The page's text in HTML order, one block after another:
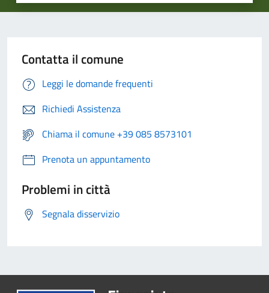
Contatta il comune
Leggi le domande frequenti
Richiedi Assistenza
Chiama il comune +39 085 8573101
Prenota un appuntamento
Problemi in città
Segnala disservizio